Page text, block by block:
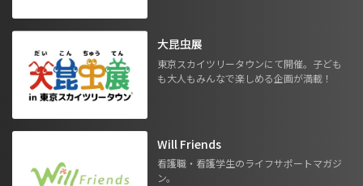
大昆虫展
東京スカイツリータウンにて開催。子ども
も大人もみんなで楽しめる企画が満載！
Will Friends
看護職・看護学生のライフサポートマガジ
ン。